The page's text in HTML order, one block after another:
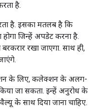
है.
है. इसका मतलब है कि
जिन्हें अपडेट करना है.
रखा जाएगा. साथ ही,
के लिए, कलेक्शन के अलग-
जा सकता. इन्हें अनुरोध के
के साथ दिया जाना चाहिए.